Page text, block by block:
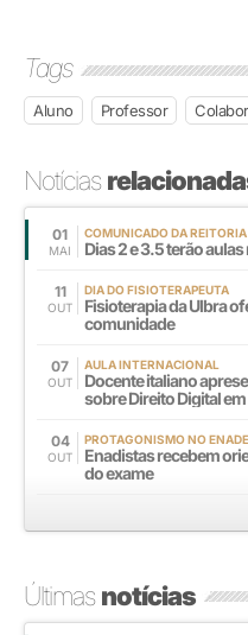
Tags
Aluno Professor
Notícias
01
MAI
COMUNICADO DA REITORIA
Dias 2 e 3.5 terão
11
OUT
DIA DO FISIOTERAPEUTA
Fisioterapia da Ulbra
comunidade
07
OUT
AULA INTERNACIONAL
Docente italiano
sobre Direito Digital em
04
OUT
PROTAGONISMO NO ENADE
Enadistas recebem
do exame
Últimasnotícias